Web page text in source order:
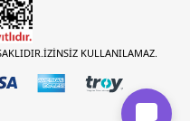
KULLANILAMAZ.